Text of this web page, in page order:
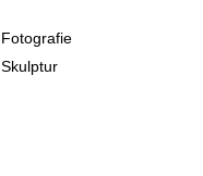
Fotografie
Skulptur